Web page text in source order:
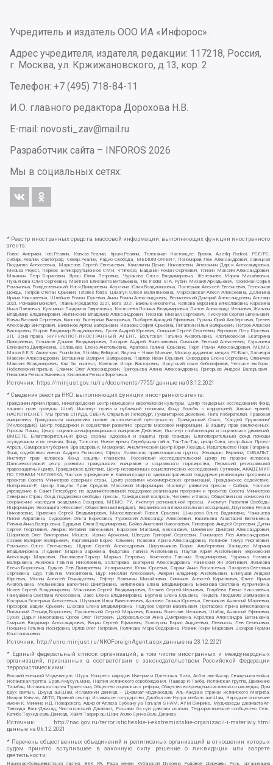
Учредитель и издатель ООО ИА «Инфорос».
Адрес учредителя, издателя, редакции: 117218, Россия,
г. Москва, ул. Кржижановского, д.13, кор. 2
Телефон: +7 (495) 718-84-11
И.О. главного редактора Дорохова Н.В.
E-mail: novosti_zav@mail.ru
Разработчик сайта –
INFOROS 2026
Мы в социальных сетях:
* Реестр иностранных средств массовой информации, выполняющих функции иностранного
агента:
Голос Америки, Idel.Реалии, Кавказ.Реалии, Крым.Реалии, Телеканал Настоящее Время, Azatliq Radiosi, PCE/PC,
Сибирь.Реалии, Фактограф, Север.Реалии, Радио Свобода, MEDIUM-ORIENT, Пономарев Лев Александрович, Савицкая
Людмила Алексеевна, Маркелов Сергей Евгеньевич, Камалягин Денис Николаевич, Апахончич Дарья Александровна,
Medusa Project, Первое антикоррупционное СМИ, VTimes.io, Баданин Роман Сергеевич, Гликин Максим Александрович,
Маняхин Петр Борисович, Ярош Юлия Петровна, Чуракова Ольга Владимировна, Железнова Мария Михайловна,
Лукьянова Юлия Сергеевна, Маетная Елизавета Витальевна, The Insider SIA, Рубин Михаил Аркадьевич, Гройсман Софья
Романовна, Рождественский Илья Дмитриевич, Апухтина Юлия Владимировна, Постернак Алексей Евгеньевич, Телеканал
Дождь, Петров Степан Юрьевич, Istories fonds, Шмагун Олеся Валентиновна, Мароховская Алеся Алексеевна, Долинина
Ирина Николаевна, Шлейнов Роман Юрьевич, Анин Роман Александрович, Великовский Дмитрий Александрович, Альтаир
2021, Ромашки монолит, Главный редактор 2021, Вега 2021, Важные иноагенты, Каткова Вероника Вячеславовна, Карезина
Инна Павловна, Кузьмина Людмила Гавриловна, Костылева Полина Владимировна, Лютов Александр Иванович, Жилкин
Владимир Владимирович, Жилинский Владимир Александрович, Тихонов Михаил Сергеевич, Пискунов Сергей Евгеньевич,
Ковин Виталий Сергеевич, Кильтау Екатерина Викторовна, Любарев Аркадий Ефимович, Гурман Юрий Альбертович, Грезев
Александр Викторович, Важенков Артем Валерьевич, Иванова София Юрьевна, Пигалкин Илья Валерьевич, Петров Алексей
Викторович, Егоров Владимир Владимирович, Гусев Андрей Юрьевич, Смирнов Сергей Сергеевич, Верзилов Петр Юрьевич,
ЗП, Зона права, ЖУРНАЛИСТ-ИНОСТРАННЫЙ АГЕНТ, Вольтская Татьяна Анатольевна, Клепиковская Екатерина
Дмитриевна, Сотников Даниил Владимирович, Захаров Андрей Вячеславович, Симонов Евгений Алексеевич, Сурначева
Елизавета Дмитриевна, Соловьева Елена Анатольевна, Арапова Галина Юрьевна, Перл Роман Александрович, МЕМО,
Mason G.E.S. Anonymous Foundation, Stichting Bellingcat, Якутия – Наше Мнение, Москоу диджитал медиа, РС-Балт, Заговора
Максим Александрович, Ветошкина Валерия Валерьевна, Павлов Иван Юрьевич, Скворцова Елена Сергеевна, Оленичев
Максим Владимирович, Как бы инагент, Кочетков Игорь Викторович, Иркутский союз библиофилов, Честные выборы,
Нобелевский призыв, Еланчик Олег Александрович, Григорьева Алина Александровна, Григорьев Андрей Валерьевич ,
Гималова Регина Эмилевна, Хисамова Регина Фаритовна
Источник: https://minjust.gov.ru/ru/documents/7755/данные на 03.12.2021
* Сведения реестра НКО, выполняющих функции иностранного агента:
Гражданин.Армия.Право, Нижегородский центр немецкой и европейской культуры, Центр гендерных исследований, Фонд
защиты прав граждан Штаб, Институт права и публичной политики, Фонд борьбы с коррупцией, Альянс врачей,
НАСИЛИЮ.НЕТ, Мы против СПИДа, СВЕЧА, Открытый Петербург, Гуманитарное действие, Лига Избирателей, Правовая
инициатива, Гражданская инициатива против экологической преступности, Гражданский Союз, "Хасдей Ерушалаим"
(Милосердие), Центр поддержки и содействия развитию средств массовой информации, В защиту прав заключенных,
Горячая Линия, Центр социально-информационных инициатив Действие, Институт глобализации и социальных движений,
ВМЕСТЕ, Благотворительный фонд охраны здоровья и защиты прав граждан, Благотворительный фонд помощи
осужденным и их семьям, Фонд Тольятти, Новое время, Серебряная тайга, Так-Так-Так, центр Сова, центр Анна, Проект
Апрель, Самарская губерния, Эра здоровья, Мемориал, Аналитический Центр Юрия Левады, Издательство Парк Гагарина,
Фонд содействия имени Андрея Рылькова, Сфера, Уральская правозащитная группа, Женщины Евразии, СИБАЛЬТ,
Институт прав человека, Фонд защиты гласности, Российский исследовательский центр по правам человека,
Дальневосточный центр развития гражданских инициатив и социального партнерства, Пермский региональный
правозащитный центр, Гражданское действие, Центр независимых социологических исследований, Сутяжник, АКАДЕМИЯ
ПО ПРАВАМ ЧЕЛОВЕКА, Частное учреждение в Калининграде по административной поддержке реализации программ и
проектов Совета Министров северных стран, Центр развития некоммерческих организаций, Гражданское содействие,
Интернешнл-Р, Центр Защиты Прав Средств Массовой Информации, Институт развития прессы - Сибирь, Частное
учреждение в Санкт-Петербурге по административной поддержке реализации программ и проектов Совета Министров
Северных Стран, Фонд поддержки свободы прессы, Гражданский контроль, Человек и Закон, Общественная комиссия по
сохранению наследия академика Сахарова, МЕМО. РУ, Институт региональной прессы, Институт Развития Свободы
Информации, Экозащита!-Женсовет, Общественный вердикт, Евразийская антимонопольная ассоциация, Дзугкоева Регина
Николаевна, Кривенко Сергей Владимирович, Милославский Павел Юрьевич, Шнырова Ольга Вадимовна, Чанышева
Лилия Айратовна, Сидорович Ольга Борисовна, Туровский Александр Алексеевич, Васильева Анастасия Евгеньевна,
Ривина Анна Валерьевна, Бурдина Юлия Владимировна, Бойко Анатолий Николаевич, Пивоваров Андрей Сергеевич, Дугин
Сергей Георгиевич, Аверин Виталий Евгеньевич, Барахоев Магомед Бекханович, Шевченко Дмитрий Александрович,
Шарипков Олег Викторович, Мошель Ирина Ароновна, Шведов Григорий Сергеевич, Пономарев Лев Александрович,
Созаев Валерий Валерьевич, Каргалицкий Борис Юльевич, Исакова Ирина Александровна, Исламов Тимур Рифгатович,
Романова Ольга Евгеньевна, Щаров Сергей Алексадрович, Цирульников Борис Альбертович, Халидова Марина
Владимировна, Людевиг Марина Зариевна, Федотова Галина Анатольевна, Паутов Юрий Анатольевич, Верховский
Александр Маркович, Пислакова-Паркер Марина Петровна, Кочеткова Татьяна Владимировна, Чуркина Наталья
Валерьевна, Акимова Татьяна Николаевна, Золотарева Екатерина Александровна, Рачинский Ян Збигневич, Жемкова
Елена Борисовна, Гудков Лев Дмитриевич, Илларионова Юлия Юрьевна, Саранг Анна Васильевна, Захарова Светлана
Сергеевна, Щур Татьяна Михайловна, Щур Николай Алексеевич, Аверин Владимир Анатольевич, Блинушов Андрей
Юрьевич, Мосин Алексей Геннадьевич, Гефтер Валентин Михайлович, Симонов Алексей Кириллович, Флиге Ирина
Анатольевна, Мельникова Валентина Дмитриевна, Вититинова Елена Владимировна, Баженова Светлана Куприяновна,
Исаев Сергей Владимирович, Максимов Сергей Владимирович, Беляев Сергей Иванович, Голубева Елена Николаевна,
Ганнушкина Светлана Алексеевна, Закс Елена Владимировна, Буртина Елена Юрьевна, Гендель Людмила Залмановна,
Кокорина Екатерина Алексеевна, Шуманов Илья Вячеславович, Арапова Галина Юрьевна, Свечников Анатолий Мариевич,
Прохоров Вадим Юрьевич, Шахова Елена Владимировна, Подузов Сергей Васильевич, Протасова Ирина Вячеславовна,
Литинский Леонид Борисович, Лукашевский Сергей Маркович, Бахмин Вячеслав Иванович, Шабад Анатолий Ефимович,
Сухих Дарья Николаевна, Орлов Олег Петрович, Добровольская Анна Дмитриевна, Королева Александра Евгеньевна,
Смирнов Владимир Александрович, Вицин Сергей Ефимович, Золотухин Борис Андреевич, Левинсон Лев Семенович,
Локшина Татьяна Иосифовна, Орлов Олег Петрович, Полякова Мара Федоровна, Резник Генри Маркович, Захаров Герман
Константинович
Источник: http://unro.minjust.ru/NKOForeignAgent.aspxданные на 23.12.2021
* Единый федеральный список организаций, в том числе иностранных и международных
организаций, признанных в соответствии с законодательством Российской Федерации
террористическими:
Высший военный Маджлисуль Шура, Конгресс народов Ичкерии и Дагестана, База, Асбат аль-Ансар, Священная война,
Исламская группа, Братья-мусульмане, Партия исламского освобождения, Лашкар-И-Тайба, Исламская группа, Движение
Талибан, Исламская партия Туркестана, Общество социальных реформ, Общество возрождения исламского наследия, Дом
двух святых, Джунд аш-Шам, Исламский джихад – Джамаат моджахедов, Аль-Каида в странах исламского Магриба,
Имарат Кавказ, АБТО, Правый сектор, Исламское государство, Джабха аль-Нусра ли-Ахль аш-Шам, Народное ополчение
имени К. Минина и Д. Пожарского, Аджр от Аллаха Субхану уа Тагьаля SHAM, АУМ Синрике, Муджахеды джамаата Ат-
Тавхида Валь-Джихад, Чистопольский Джамаат, Рохнамо ба суи давлати исломи, Террористическое сообщество Сеть,
Катиба Таухид валь-Джихад, Хайят Тахрир аш-Шам, Ахлю Сунна Валь Джамаа
Источник: http://nac.gov.ru/terroristicheskie-i-ekstremistskie-organizacii-i-materialy.html
данные на 06.12.2021
* Перечень общественных объединений и религиозных организаций в отношении которых
судом принято вступившее в законную силу решение о ликвидации или запрете
деятельности:
Национал-большевистская партия, ВЕК РА, Рада земли Кубанской Духовно Родовой Державы Русь, организация